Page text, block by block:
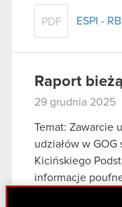
PDF ESPI -
Raport
29 grudnia 2025
Temat: Zawarcie
udziałów w GOG
Kicińskiego
informacje